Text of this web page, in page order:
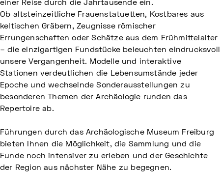
einer Reise durch die Jahrtausende ein.
Ob altsteinzeitliche Frauenstatuetten, Kostbares aus
keltischen Gräbern, Zeugnisse römischer
Errungenschaften oder Schätze aus dem Frühmittelalter
– die einzigartigen Fundstücke beleuchten eindrucksvoll
unsere Vergangenheit. Modelle und interaktive
Stationen verdeutlichen die Lebensumstände jeder
Epoche und wechselnde Sonderausstellungen zu
besonderen Themen der Archäologie runden das
Repertoire ab.
Führungen durch das Archäologische Museum Freiburg
bieten Ihnen die Möglichkeit, die Sammlung und die
Funde noch intensiver zu erleben und der Geschichte
der Region aus nächster Nähe zu begegnen.